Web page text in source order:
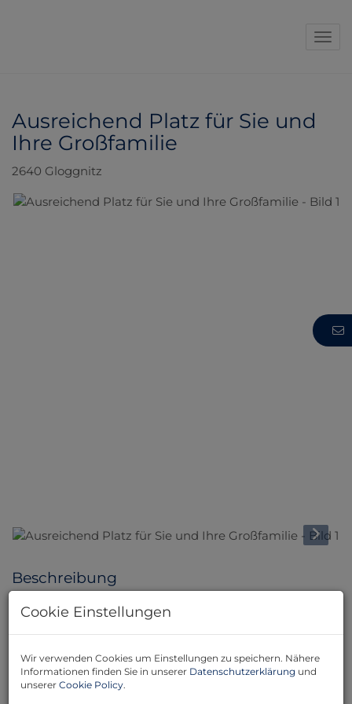
Ausreichend Platz für Sie und
Ihre Großfamilie
2640 Gloggnitz
Beschreibung
Mit einer großzügigen Wohnfläche von 124,45 m² und
fünf lichtdurchfluteten Zimmern ist dies der ideale Ort
für Familien, die Wert auf Raum und Gemütlichkeit
legen.
Cookie Einstellungen
Wir verwenden Cookies um Einstellungen zu speichern. Nähere
Informationen finden Sie in unserer Datenschutzerklärung und
unserer Cookie Policy.